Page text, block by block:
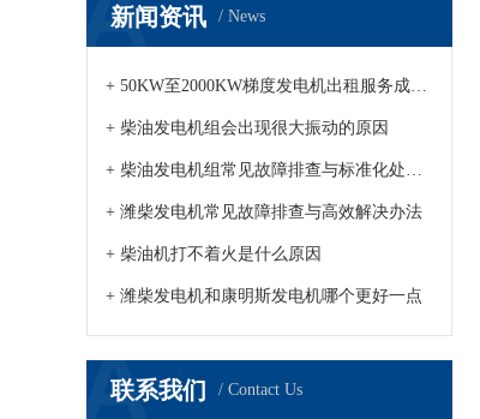
新闻资讯 / News
+ 柴油发电机组会出现很大振动的原因
+ 潍柴发电机常见故障排查与高效解决办法
+ 柴油机打不着火是什么原因
+ 潍柴发电机和康明斯发电机哪个更好一点
联系我们 / Contact Us